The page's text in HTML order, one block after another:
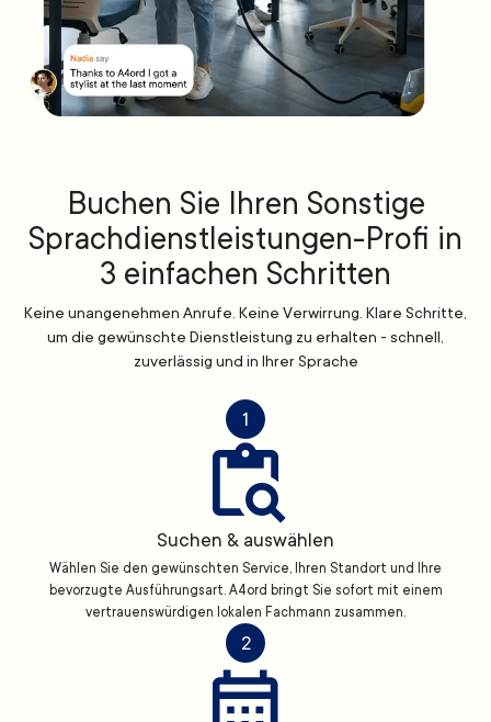
Buchen Sie Ihren Sonstige
Sprachdienstleistungen-Profi in
3 einfachen Schritten
Keine unangenehmen Anrufe. Keine Verwirrung. Klare Schritte,
um die gewünschte Dienstleistung zu erhalten - schnell,
zuverlässig und in Ihrer Sprache
1
Suchen & auswählen
Wählen Sie den gewünschten Service, Ihren Standort und Ihre
bevorzugte Ausführungsart. A4ord bringt Sie sofort mit einem
vertrauenswürdigen lokalen Fachmann zusammen.
2